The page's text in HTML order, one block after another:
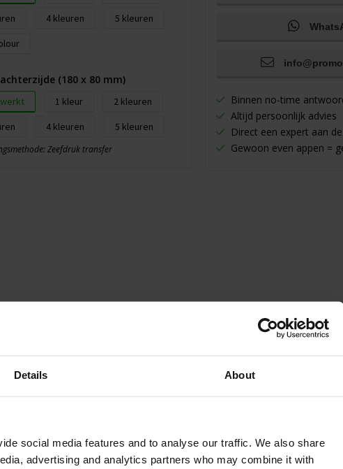
Details About
social media features and to analyse our traffic. We also share
advertising and analytics partners who may combine it with
4
5
(180 x 80 mm)
1
2
4 5
Zeefdruk transfer
Binnen no-time
Altijd persoonlijk advies
Direct een expert aan
Gewoon even appen =